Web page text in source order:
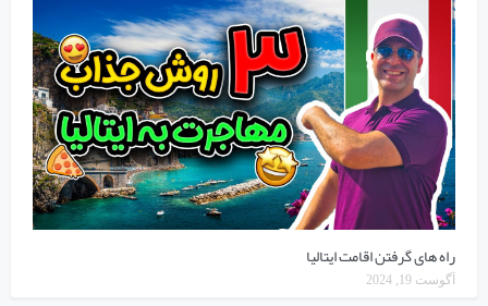
راه های گرفتن اقامت ایتالیا
آگوست 19, 2024